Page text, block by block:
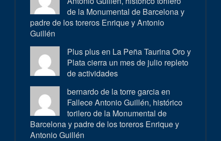
de la Monumental de Barcelona y
padre de los toreros Enrique y Antonio
Guillén
Plus plus en La Peña Taurina Oro y
Plata cierra un mes de julio repleto
de actividades
bernardo de la torre garcia en
Fallece Antonio Guillén, histórico
torilero de la Monumental de
Barcelona y padre de los toreros Enrique y
Antonio Guillén